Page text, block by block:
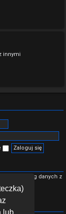
lub
innymi
i 20 gości (wg danych z
16:30